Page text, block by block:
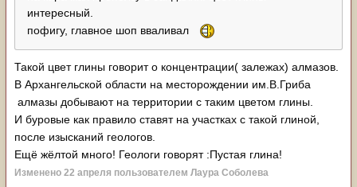
интересный.
пофигу, главное шоп вваливал
Такой цвет глины говорит о концентрации( залежах) алмазов.
В Архангельской области на месторождении им.В.Гриба
алмазы добывают на территории с таким цветом глины.
И буровые как правило ставят на участках с такой глиной,
после изысканий геологов.
Ещё жёлтой много! Геологи говорят :Пустая глина!
Изменено 22 апреля пользователем Лаура Соболева